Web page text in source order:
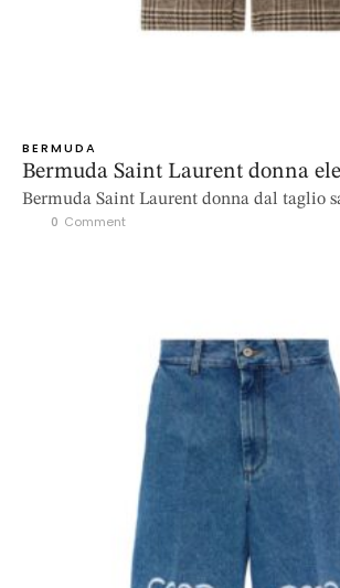
BERMUDA
Bermuda Saint Laurent donna
Bermuda Saint Laurent donna dal taglio
0 Comment